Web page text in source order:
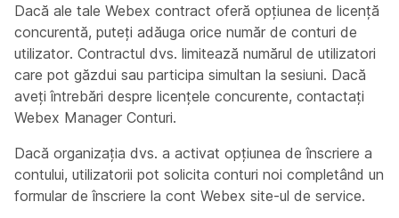
Dacă ale tale Webex contract oferă opțiunea de licență
concurentă, puteți adăuga orice număr de conturi de
utilizator. Contractul dvs. limitează numărul de utilizatori
care pot găzdui sau participa simultan la sesiuni. Dacă
aveți întrebări despre licențele concurente, contactați
Webex Manager Conturi.
Dacă organizația dvs. a activat opțiunea de înscriere a
contului, utilizatorii pot solicita conturi noi completând un
formular de înscriere la cont Webex site-ul de service.